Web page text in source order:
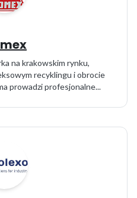
na krakowskim rynku,
recyklingu i obrocie
prowadzi profesjonalne...